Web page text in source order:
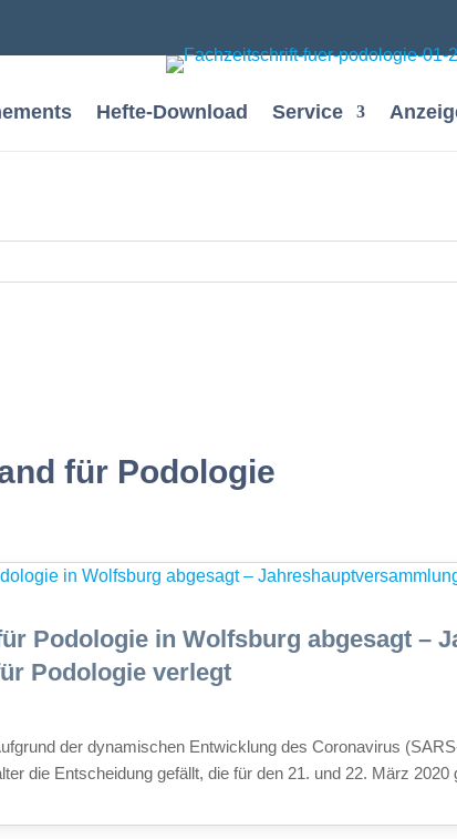
Hefte-Download Service
für Podologie
Podologie in Wolfsburg abgesagt –
Podologie verlegt
der dynamischen Entwicklung des Coronavirus
die Entscheidung gefällt, die für den 21. und 22. März